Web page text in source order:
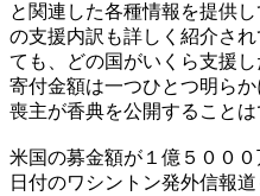
と関連した各種情報を提供
の支援内訳も詳しく紹介さ
ても、どの国がいくら支援
寄付金額は一つひとつ明ら
喪主が香典を公開することは
米国の募金額が１億５００
日付のワシントン発外信報